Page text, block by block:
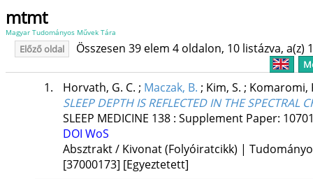
mtmt
Magyar Tudományos Művek Tára
Előző oldal Összesen 39 elem 4 oldalon, 10 listázva, a(z)
1. Horvath, G. C. ; Maczak, B. ; Kim, S. ; Komaromi,
SLEEP DEPTH IS REFLECTED IN THE SPECTRAL
SLEEP MEDICINE 138: Supplement Paper:
DOI WoS
Absztrakt / Kivonat (Folyóiratcikk) |
[37000173] [Egyeztetett]